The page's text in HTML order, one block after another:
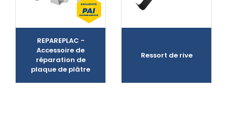
REPAREPLAC -
Accessoire de
réparation de
plaque de plâtre
Ressort de rive